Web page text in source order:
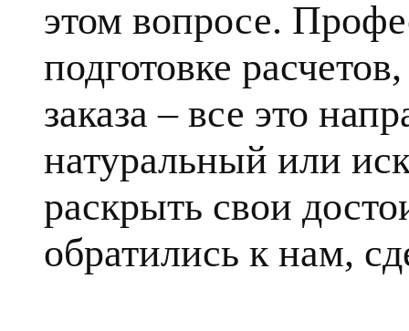
этом вопросе.
подготовке
заказа – все это
натуральный или
раскрыть свои
обратились к нам,